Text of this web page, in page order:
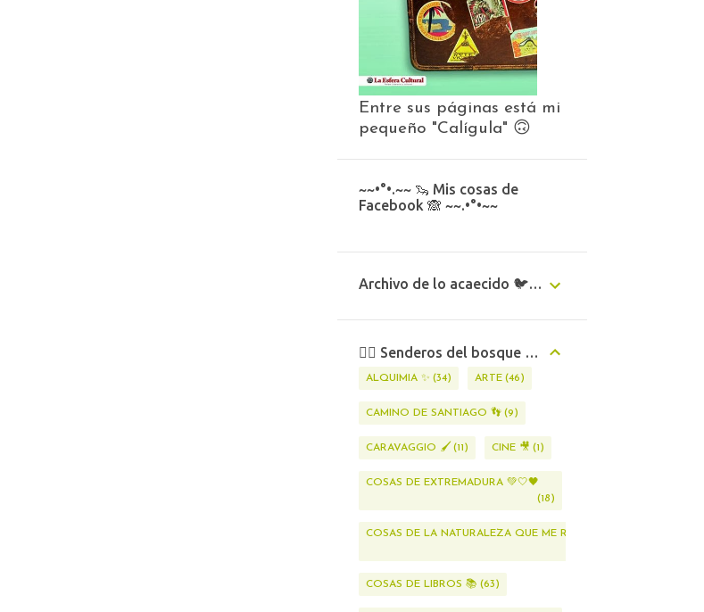
Entre sus páginas está mi
pequeño "Calígula" 🙃
~~•°•.~~ 🦦 Mis cosas de
Facebook 🙈 ~~.•°•~~
Archivo de lo acaecido 🐦✨️✨️
🧝‍♂️ Senderos del bosque 🦄 🪷
ALQUIMIA ✨️ 34 ARTE 46
CAMINO DE SANTIAGO 👣 9
CARAVAGGIO 🖌 11 CINE 🎥 1
COSAS DE EXTREMADURA 💚🤍🖤
18
COSAS DE LA NATURALEZA QUE ME RODEA 🌱🐇
COSAS DE LIBROS 📚 63